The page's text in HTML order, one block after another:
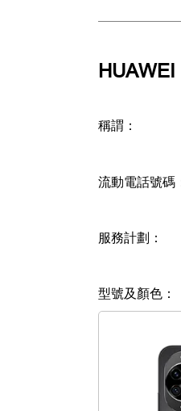
稱謂：
流動電話號碼
服務計劃：
型號及顏色：